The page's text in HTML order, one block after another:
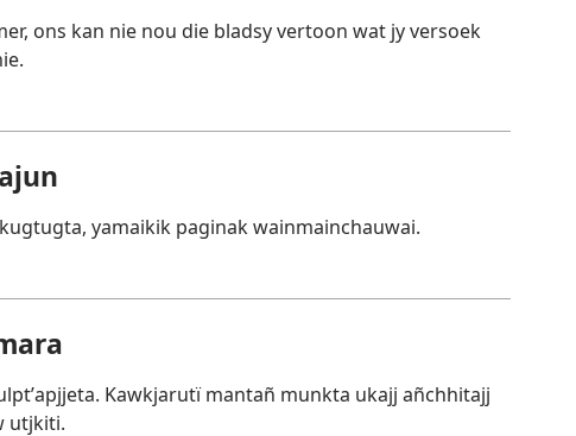
ons kan nie nou die bladsy vertoon wat jy versoek
yamaikik paginak wainmainchauwai.
Kawkjarutï mantañ munkta ukajj añchhitajj
utjkiti.